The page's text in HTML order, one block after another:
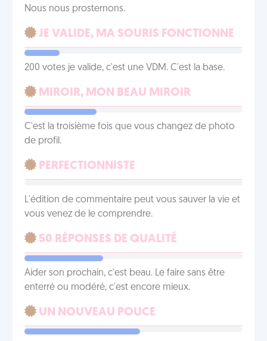
Nous nous prosternons.
JE VALIDE, MA SOURIS FONCTIONNE
200 votes je valide, c'est une VDM. C'est la base.
MIROIR, MON BEAU MIROIR
C'est la troisième fois que vous changez de photo
de profil.
PERFECTIONNISTE
L'édition de commentaire peut vous sauver la vie et
vous venez de le comprendre.
50 RÉPONSES DE QUALITÉ
Aider son prochain, c'est beau. Le faire sans être
enterré ou modéré, c'est encore mieux.
UN NOUVEAU POUCE